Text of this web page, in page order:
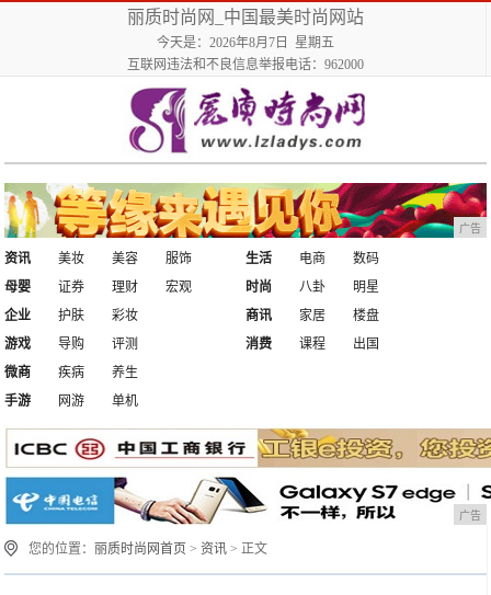
丽质时尚网_中国最美时尚网站
今天是：2026年8月7日 星期五
互联网违法和不良信息举报电话：962000
广告
资讯 美妆 美容
服饰
母婴
证券 理财 宏观
生活 电商
数码
时尚
八卦
明星
企业
护肤
彩妆
游戏
导购 评测
商讯 家居
楼盘
消费
课程
出国
微商
疾病
养生
手游
网游 单机
广告
您的位置： 丽质时尚网首页 >资讯 > 正文